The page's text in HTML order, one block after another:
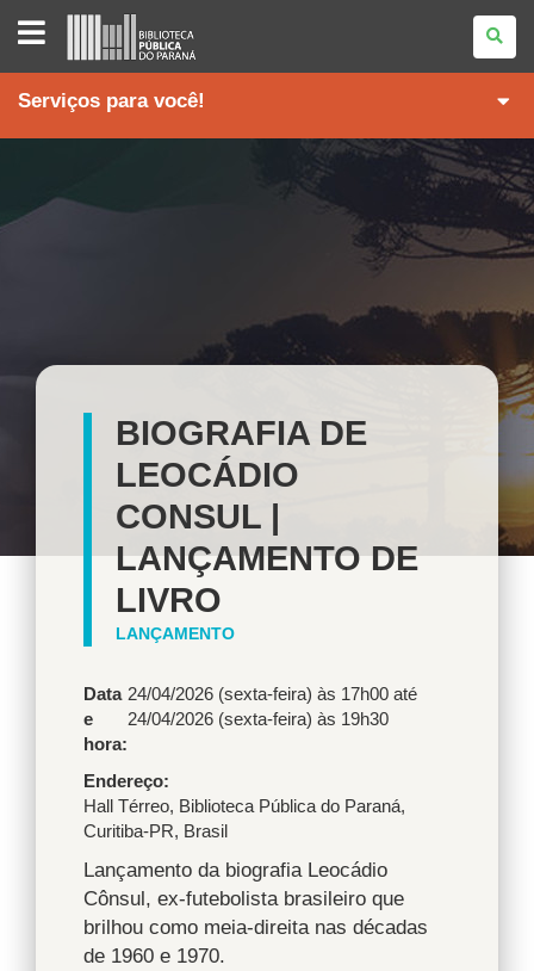
BIBLIOTECA
PARANÁ
Serviços para você!
BIOGRAFIA DE
LEOCÁDIO
CONSUL |
LANÇAMENTO DE
LIVRO
LANÇAMENTO
Data
e
hora:
24/04/2026 (sexta-feira) às 17h00 até
24/04/2026 (sexta-feira) às 19h30
Endereço
Hall Térreo, Biblioteca Pública do Paraná,
Curitiba-PR, Brasil
Lançamento da biografia Leocádio
Cônsul, ex-futebolista brasileiro que
brilhou como meia-direita nas décadas
de 1960 e 1970.